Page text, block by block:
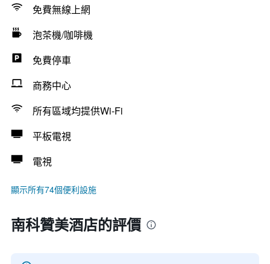
免費無線上網
泡茶機/咖啡機
免費停車
商務中心
所有區域均提供Wi-Fi
平板電視
電視
顯示所有74個便利設施
南科贊美酒店的評價